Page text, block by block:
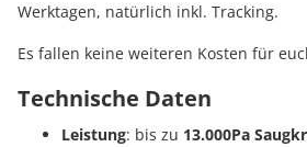
Werktagen, natürlich inkl. Tracking.
Es fallen keine weiteren Kosten für
Technische Daten
Leistung: bis zu 13.000Pa